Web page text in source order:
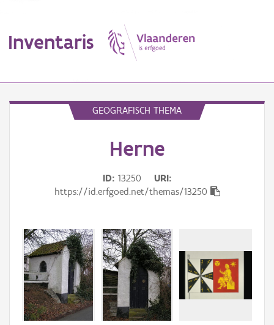
Inventaris
Thema
Gebeurtenis
Persoon of collectief
Downloads
GEOGRAFISCH THEMA
Herne
ID 13250
URI
https://id.erfgoed.net/themas/13250